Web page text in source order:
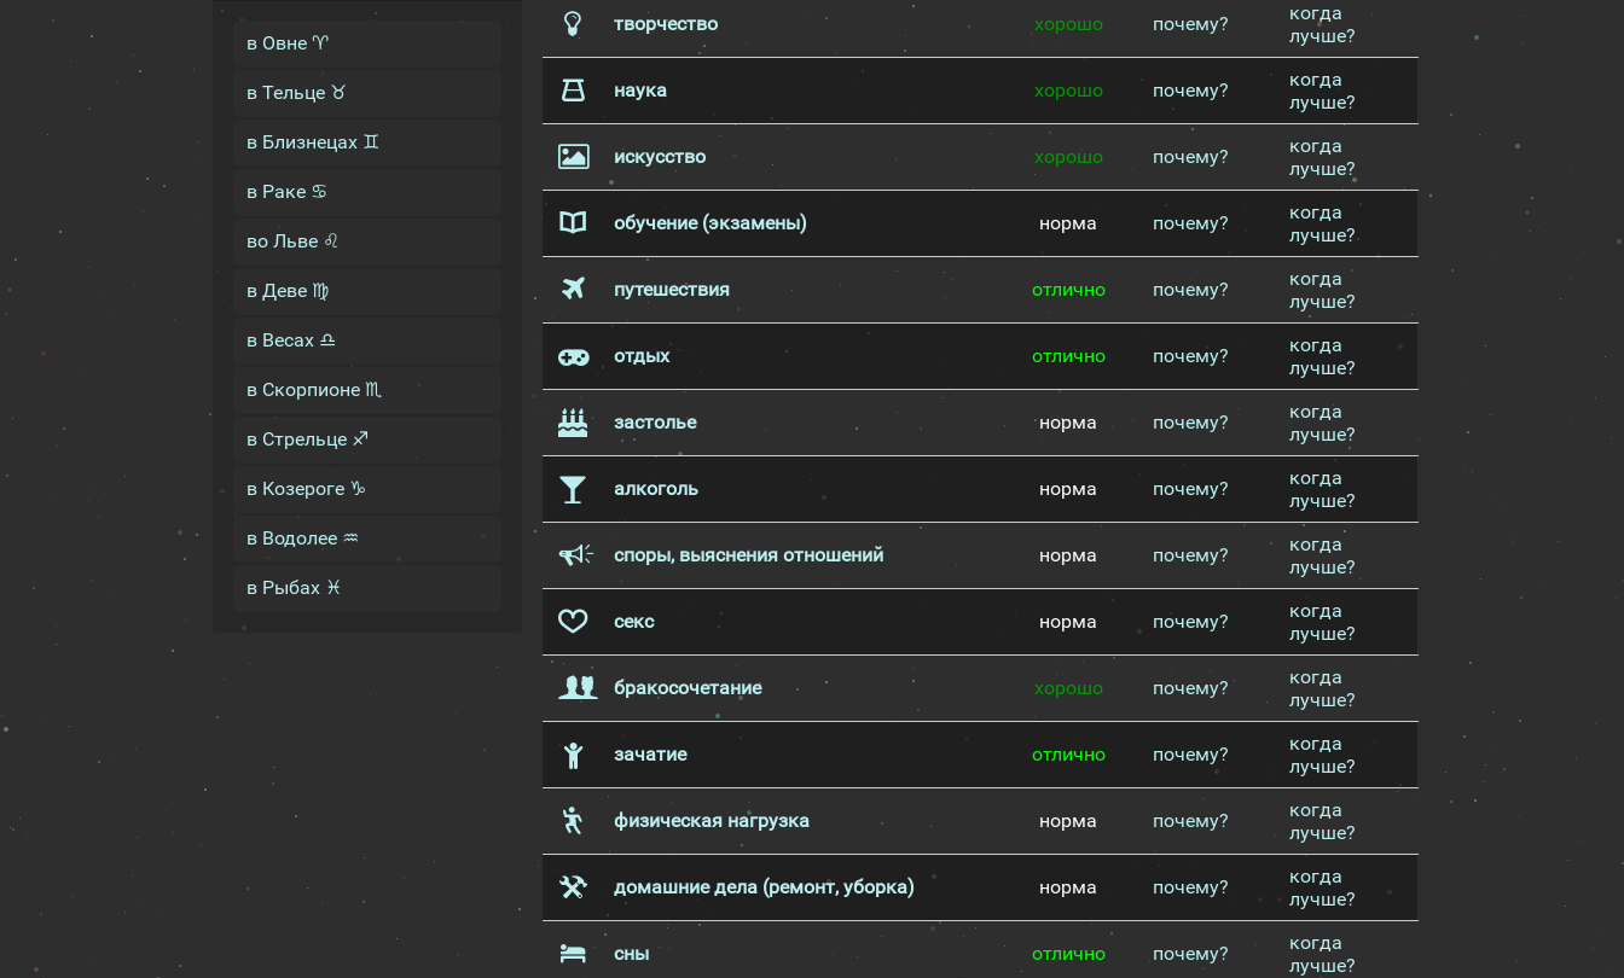
в Овне ♈
в Тельце ♉
в Близнецах ♊
в Раке ♋
во Льве ♌
в Деве ♍
в Весах ♎
в Скорпионе ♏
в Стрельце ♐
в Козероге ♑
в Водолее ♒
в Рыбах ♓
творчество хорошо почему?
когда
лучше?
наука хорошо почему?
когда
лучше?
искусство хорошо почему?
когда
лучше?
обучение (экзамены) норма почему?
когда
лучше?
путешествия отлично почему?
когда
лучше?
отдых отлично почему?
когда
лучше?
застолье норма почему?
когда
лучше?
алкоголь норма почему?
когда
лучше?
споры, выяснения отношений норма почему?
когда
лучше?
секс норма почему?
когда
лучше?
бракосочетание хорошо почему?
когда
лучше?
зачатие отлично почему?
когда
лучше?
физическая нагрузка норма почему?
когда
лучше?
домашние дела (ремонт, уборка) норма почему?
когда
лучше?
сны отлично почему?
когда
лучше?